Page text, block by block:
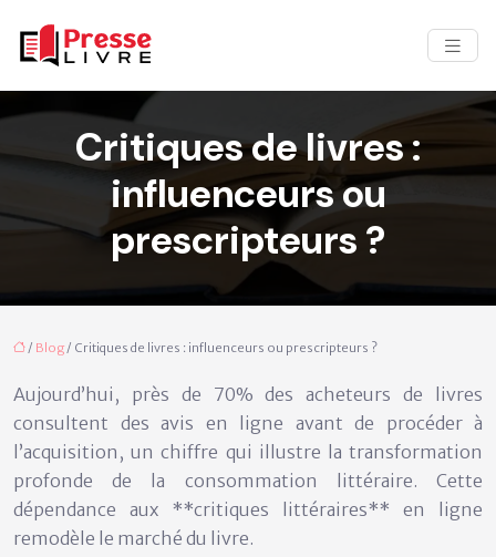
Critiques de livres :
influenceurs ou
prescripteurs ?
/ Blog / Critiques de livres : influenceurs ou prescripteurs ?
Aujourd’hui, près de 70% des acheteurs de livres
consultent des avis en ligne avant de procéder à
l’acquisition, un chiffre qui illustre la transformation
profonde de la consommation littéraire. Cette
dépendance aux **critiques littéraires** en ligne
remodèle le marché du livre.